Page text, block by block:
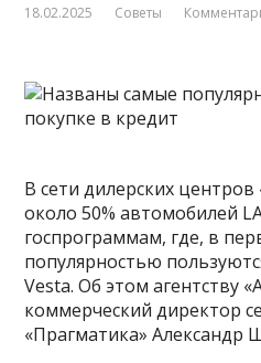
18.02.2025 Советы
В сети дилерских
около 50% автомобилей
госпрограммам, где, в
популярностью
Vesta. Об этом агентству
коммерческий директор
«Прагматика» Александр